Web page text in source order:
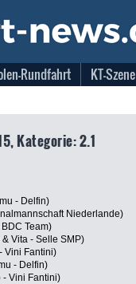
Rundfahrt KT-Szene
Kategorie: 2.1
- Delfin)
Niederlande)
Team)
& Vita - Selle SMP)
Vini Fantini)
- Delfin)
- Vini Fantini)